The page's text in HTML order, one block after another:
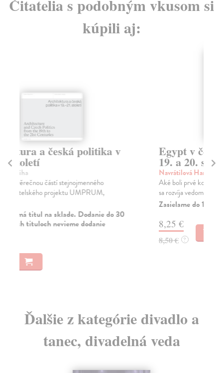
Čitatelia s podobným vkusom si
kúpili aj:
Egypt v české kultuře přelomu
19. a 20. století
Aké boli prvé kontakty Čechov s Egyptom, kedy a ako
sa rozvíja vedomie o dejinách a kultúre starého ...
8,25 €
Ďalšie z kategórie divadlo a
tanec, divadelná veda